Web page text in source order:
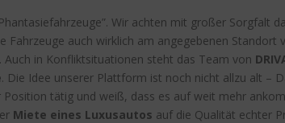
Wir achten mit großer Sorgfalt
Fahrzeuge auch wirklich am angegebenen Standort
. Auch in Konfliktsituationen steht das Team von
. Die Idee unserer Plattform ist noch nicht allzu alt –
Position tätig und weiß, dass es auf weit mehr
Miete eines Luxusautos auf die Qualität echter